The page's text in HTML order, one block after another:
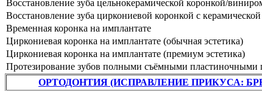
Восстановление зуба цельнокерамической коронкой/
Восстановление зуба циркониевой коронкой с
Временная коронка на имплантате
Циркониевая коронка на имплантате (обычная эстетика)
Циркониевая коронка на имплантате (премиум эстетика)
Протезирование зубов полными съёмными пластиночными
ОРТОДОНТИЯ (ИСПРАВЛЕНИЕ ПРИКУСА: